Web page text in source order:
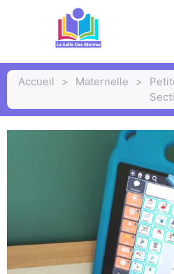
Accueil > Maternelle >